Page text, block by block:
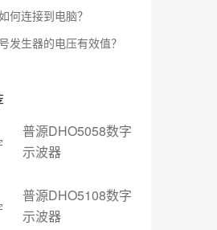
何连接到电脑？
发生器的电压有效值？
普源DHO5058数字
示波器
普源DHO5108数字
示波器